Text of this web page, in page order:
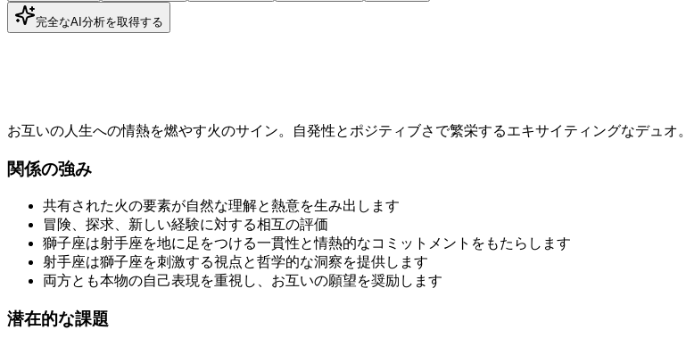
完全なAI分析を取得する
お互いの人生への情熱を燃やす火のサイン。自発性とポジティブさで繁栄するエキサイティングなデュオ。
関係の強み
共有された火の要素が自然な理解と熱意を生み出します
冒険、探求、新しい経験に対する相互の評価
獅子座は射手座を地に足をつける一貫性と情熱的なコミットメントをもたらします
射手座は獅子座を刺激する視点と哲学的な洞察を提供します
両方とも本物の自己表現を重視し、お互いの願望を奨励します
潜在的な課題